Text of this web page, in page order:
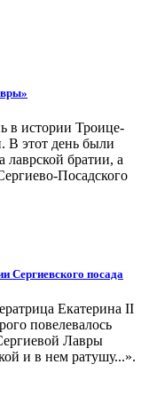
в истории Троице-
В этот день были
лаврской братии, а
Посадского
Сергиевского посада
Екатерина II
повелевалось
Лавры
и в нем ратушу...».